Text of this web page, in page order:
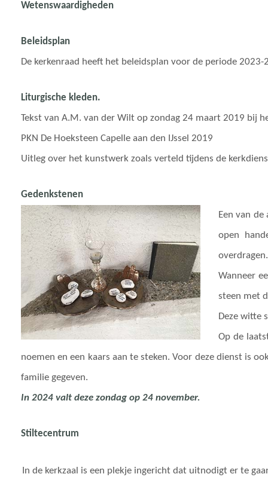
Wetenswaardigheden
Beleidsplan
De kerkenraad heeft het beleidsplan voor de periode
Liturgische kleden.
Tekst van A.M. van der Wilt op zondag 24 maart 2019 bij
PKN De Hoeksteen Capelle aan den IJssel 2019
Uitleg over het kunstwerk zoals verteld tijdens de
Gedenkstenen
Een van
open
overdragen.
Wanneer
steen met
Deze witte
Op de
noemen en een kaars aan te steken. Voor deze dienst is
familie gegeven.
In 2024 valt deze zondag op 24 november.
Stiltecentrum
In de kerkzaal is een plekje ingericht dat uitnodigt er te